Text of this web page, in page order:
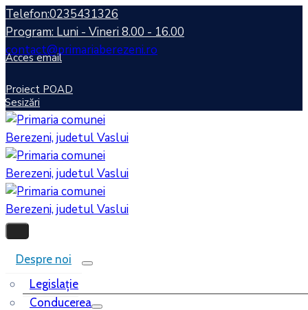
Telefon:0235431326
Program: Luni - Vineri 8.00 - 16.00
contact@primariaberezeni.ro
Acces email
Proiect POAD
Sesizări
Despre noi
Legislaţie
Conducerea